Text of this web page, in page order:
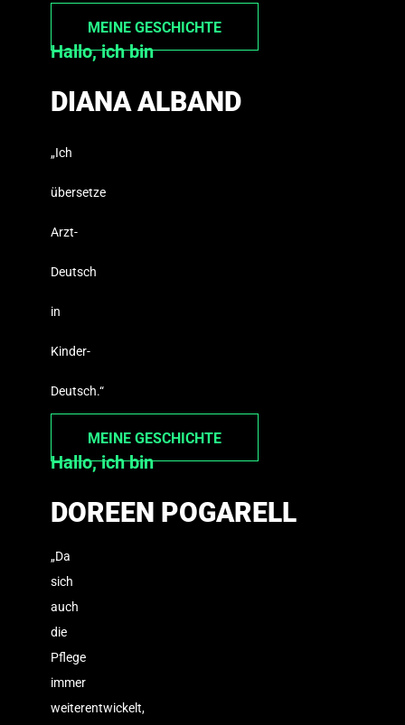
MEINE GESCHICHTE
Hallo, ich bin
DIANA ALBAND
„Ich
übersetze
Arzt-
Deutsch
in
Kinder-
Deutsch.“
MEINE GESCHICHTE
Hallo, ich bin
DOREEN POGARELL
„Da
sich
auch
die
Pflege
immer
weiterentwickelt,